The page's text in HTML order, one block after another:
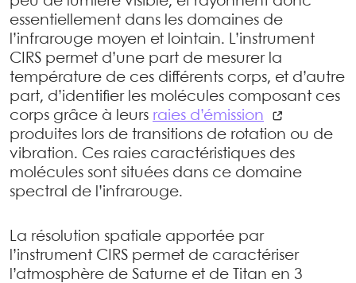
essentiellement dans les domaines de
l’infrarouge moyen et lointain. L’instrument
CIRS permet d’une part de mesurer la
température de ces différents corps, et d’autre
part, d’identifier les molécules composant ces
corps grâce à leurs raies d’émission
produites lors de transitions de rotation ou de
vibration. Ces raies caractéristiques des
molécules sont situées dans ce domaine
spectral de l’infrarouge.
La résolution spatiale apportée par
l’instrument CIRS permet de caractériser
l’atmosphère de Saturne et de Titan en 3